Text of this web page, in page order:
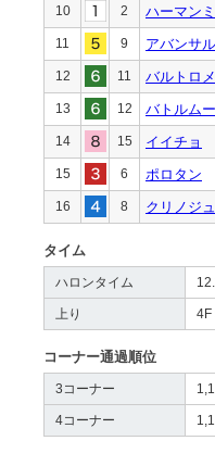
10 2 ハーマン
11 9 アバンサル
12 11 バルトロ
13 12 バトルム
14 15 イイチョ
15 6 ポロタン
16 8 クリノジ
タイム
ハロンタイム
上り 4F
コーナー通過順位
3コーナー
4コーナー